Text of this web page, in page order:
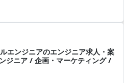
エンジニアのエンジニア求人・案
ジニア / 企画・マーケティング /